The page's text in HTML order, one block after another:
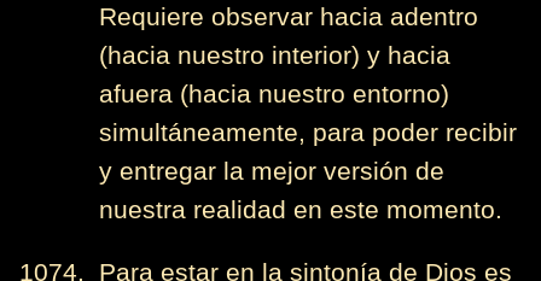
Requiere observar hacia adentro
(hacia nuestro interior) y hacia
afuera (hacia nuestro entorno)
simultáneamente, para poder recibir
y entregar la mejor versión de
nuestra realidad en este momento.
1074. Para estar en la sintonía de Dios es